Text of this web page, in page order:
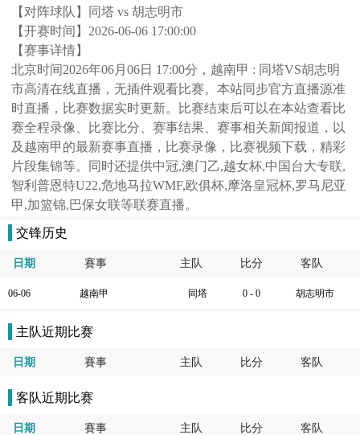
【对阵球队】 同塔 vs 胡志明市
【开赛时间】 2026-06-06 17:00:00
【赛事详情】
北京时间2026年06月06日 17:00分，越南甲 : 同塔VS胡志明
市高清在线直播，无插件观看比赛。本站同步官方直播源准
时直播，比赛数据实时更新。比赛结束后可以在本站查看比
赛全程录像、比赛比分、赛事结果、赛事相关新闻报道，以
及越南甲的最新赛事直播，比赛录像，比赛视频下载，精彩
片段集锦等。同时还提供中冠,澳门乙,越女杯,中国台大专联,
智利普恩特U22,危地马拉WMF,欧俱杯,摩洛皇冠杯,罗马尼亚
甲,加篮锦,巴保女联等联赛直播。
交锋历史
日期 賽事 主队 比分 客队
06-06 越南甲 同塔 0 - 0 胡志明市
主队近期比赛
日期 賽事 主队 比分 客队
客队近期比赛
日期 賽事 主队 比分 客队